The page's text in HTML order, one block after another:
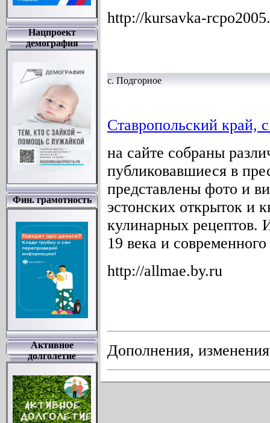
Нацпроект
демография
Фин. грамотность
Активное
долголетие
http://kursavka-
с. Подгорное
Ставропольский край,
на сайте собраны
публиковавшиеся в
представлены фото и
эстонских открыток и
кулинарных рецептов.
19 века и
http://allmae.by.ru
Дополнения,